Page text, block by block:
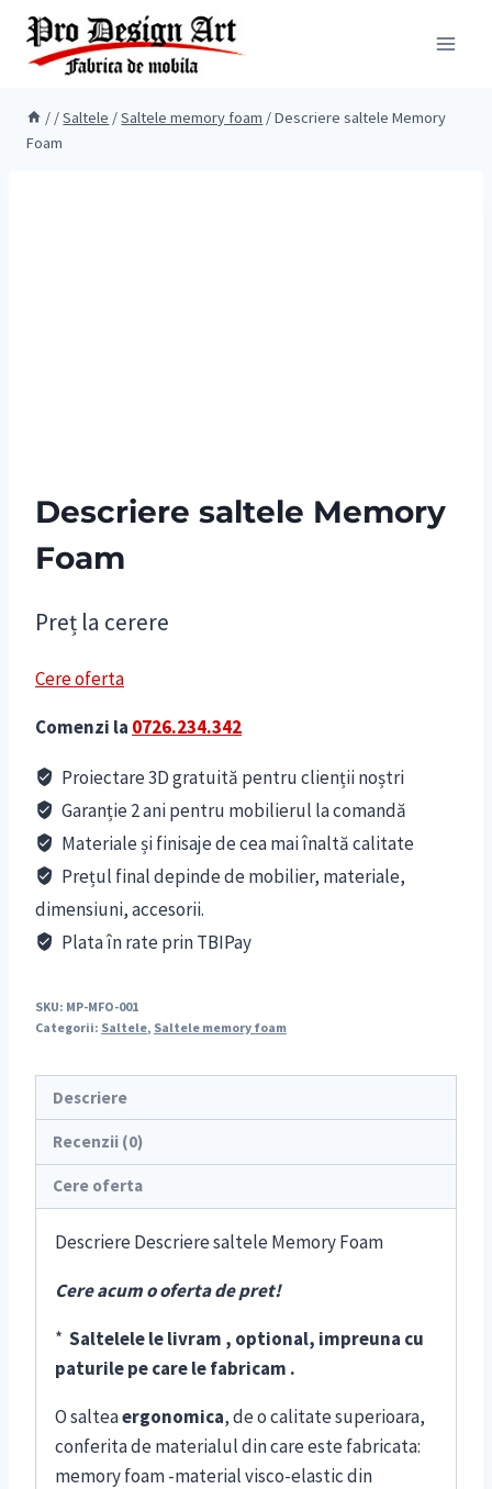
Skip
content
/ /Saltele /Saltele memory foam /Descriere saltele Memory
Foam
Descriere saltele Memory
Foam
Preț la cerere
Cere oferta
Comenzi la 0726.234.342
Proiectare 3D gratuită pentru clienții noștri
Garanție 2 ani pentru mobilierul la comandă
Materiale și finisaje de cea mai înaltă calitate
Prețul final depinde de mobilier, materiale,
dimensiuni, accesorii.
Plata în rate prin TBIPay
SKU: MP-MFO-001
Categorii: Saltele, Saltele memory foam
Descriere
Recenzii (0)
Cere oferta
Descriere Descriere saltele Memory Foam
Cere acum o oferta de pret!
* Saltelele le livram , optional, impreuna cu
paturile pe care le fabricam .
O salteaergonomica, de o calitate superioara,
conferita de materialul din care este fabricata:
memory foam -material visco-elastic din